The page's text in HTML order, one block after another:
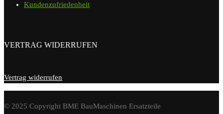
Kundenzufriedenheit
VERTRAG WIDERRUFEN
Vertrag widerrufen
© 2025 Copyright BME BauMaschinen Ersatzteile